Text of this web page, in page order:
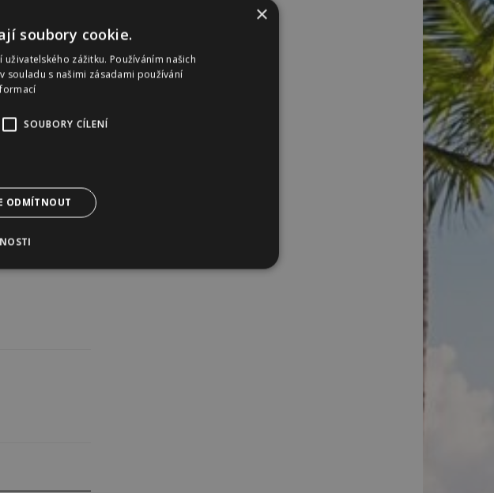
klienti
Lidé se
dovolena.cz.
×
soubory cookie.
zážitku. Používáním našich
souladu s našimi zásadami používání
SOUBORY CÍLENÍ
ODMÍTNOUT